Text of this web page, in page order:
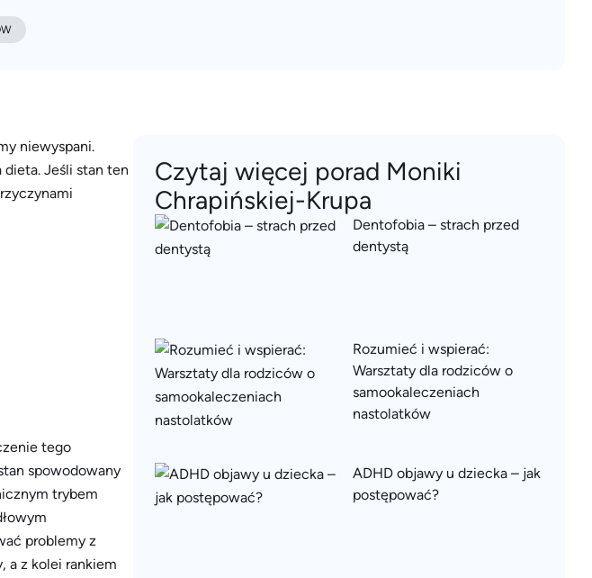
niewyspani.
dieta. Jeśli stan ten
tego
spowodowany
trybem
problemy z
a z kolei rankiem
Czytaj więcej porad Moniki
Chrapińskiej-Krupa
Dentofobia – strach przed
dentystą
Rozumieć i wspierać:
Warsztaty dla rodziców o
samookaleczeniach
nastolatków
ADHD objawy u dziecka – jak
postępować?